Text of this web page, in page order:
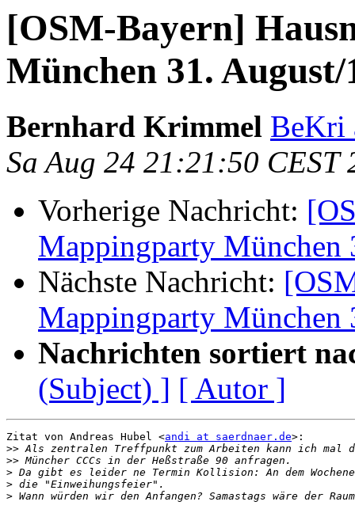
[OSM-Bayern]
München 31. August/
Bernhard Krimmel BeKri
Sa Aug 24 21:21:50 CEST
Vorherige Nachricht:
Mappingparty München
Nächste Nachricht:
Mappingparty München
Nachrichten sortiert
(Subject) ] [ Autor ]
Zitat von Andreas Hubel <andi at saerdnaer.de>:
>>
>>
>
>
>